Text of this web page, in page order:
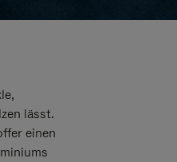
lässt.
einen